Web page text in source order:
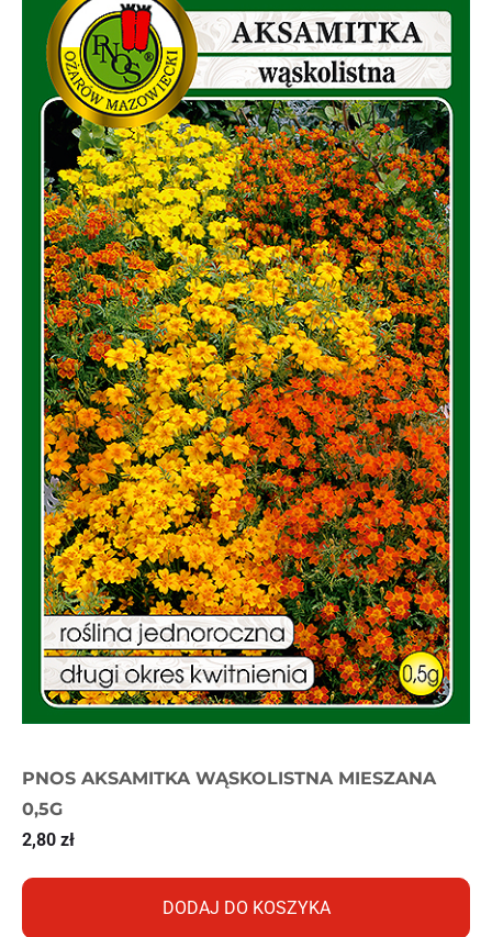
PNOS AKSAMITKA WĄSKOLISTNA MIESZANA
0,5G
2,80 zł
DODAJ DO KOSZYKA